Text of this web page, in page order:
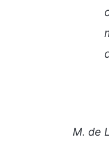
M. de